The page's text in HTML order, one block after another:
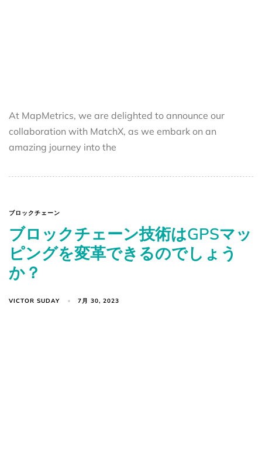
At MapMetrics, we are delighted to announce our
collaboration with MatchX, as we embark on an
amazing journey into the
ブロックチェーン
ブロックチェーン技術はGPSマッ
ピングを変革できるのでしょう
か？
VICTOR SUDAY 7月 30, 2023